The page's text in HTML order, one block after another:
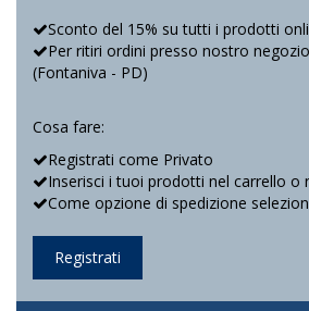
Sconto del 15% su tutti i prodotti
Per ritiri ordini presso nostro
(Fontaniva - PD)
Cosa fare:
Registrati come Privato
Inserisci i tuoi prodotti nel carrello o
Come opzione di spedizione
Registrati